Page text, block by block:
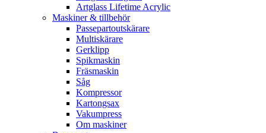
Artglass Lifetime Acrylic
Maskiner & tillbehör
Passepartoutskärare
Multiskärare
Gerklipp
Spikmaskin
Fräsmaskin
Såg
Kompressor
Kartongsax
Vakumpress
Om maskiner